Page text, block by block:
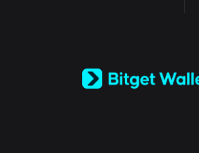
Español (Latinoamérica)